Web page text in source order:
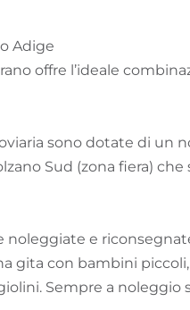
Adige
offre l’ideale
sono dotate di un
Sud (zona fiera)
noleggiate e
gita con bambini
Sempre a